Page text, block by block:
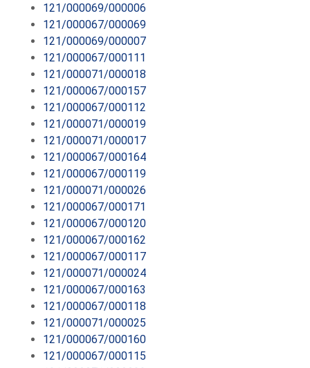
121/000069/000006
121/000067/000069
121/000069/000007
121/000067/000111
121/000071/000018
121/000067/000157
121/000067/000112
121/000071/000019
121/000071/000017
121/000067/000164
121/000067/000119
121/000071/000026
121/000067/000171
121/000067/000120
121/000067/000162
121/000067/000117
121/000071/000024
121/000067/000163
121/000067/000118
121/000071/000025
121/000067/000160
121/000067/000115